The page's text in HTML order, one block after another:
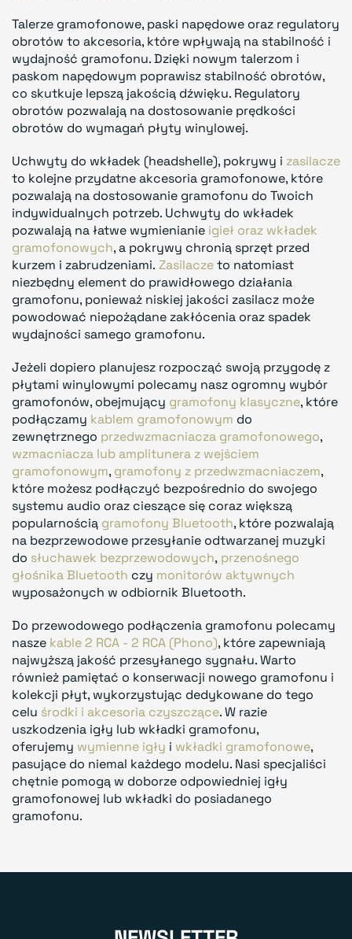
Talerze gramofonowe, paski napędowe oraz regulatory
obrotów to akcesoria, które wpływają na stabilność i
wydajność gramofonu. Dzięki nowym talerzom i
paskom napędowym poprawisz stabilność obrotów,
co skutkuje lepszą jakością dźwięku. Regulatory
obrotów pozwalają na dostosowanie prędkości
obrotów do wymagań płyty winylowej.
Uchwyty do wkładek (headshelle), pokrywy i zasilacze
to kolejne przydatne akcesoria gramofonowe, które
pozwalają na dostosowanie gramofonu do Twoich
indywidualnych potrzeb. Uchwyty do wkładek
pozwalają na łatwe wymienianie igieł oraz wkładek
gramofonowych, a pokrywy chronią sprzęt przed
kurzem i zabrudzeniami. Zasilaczeto natomiast
niezbędny element do prawidłowego działania
gramofonu, ponieważ niskiej jakości zasilacz może
powodować niepożądane zakłócenia oraz spadek
wydajności samego gramofonu.
Jeżeli dopiero planujesz rozpocząć swoją przygodę z
płytami winylowymi polecamy nasz ogromny wybór
gramofonów, obejmujący gramofony klasyczne, które
podłączamy kablem gramofonowym do
zewnętrznego przedwzmacniacza gramofonowego,
wzmacniacza lub amplitunera z wejściem
gramofonowym, gramofony z przedwzmacniaczem,
które możesz podłączyć bezpośrednio do swojego
systemu audio oraz cieszące się coraz większą
popularnością gramofony Bluetooth, które pozwalają
na bezprzewodowe przesyłanie odtwarzanej muzyki
do słuchawek bezprzewodowych, przenośnego
głośnika Bluetooth czy monitorów aktywnych
wyposażonych w odbiornik Bluetooth.
Do przewodowego podłączenia gramofonu polecamy
nasze kable 2 RCA - 2 RCA (Phono), które zapewniają
najwyższą jakość przesyłanego sygnału. Warto
również pamiętać o konserwacji nowego gramofonu i
kolekcji płyt, wykorzystując dedykowane do tego
celu środki i akcesoria czyszczące. W razie
uszkodzenia igły lub wkładki gramofonu,
oferujemy wymienne igły i wkładki gramofonowe,
pasujące do niemal każdego modelu. Nasi specjaliści
chętnie pomogą w doborze odpowiedniej igły
gramofonowej lub wkładki do posiadanego
gramofonu.